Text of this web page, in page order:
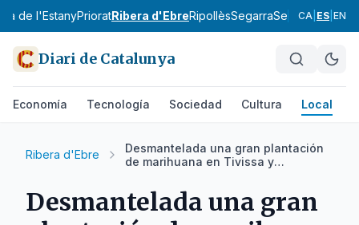
Pla de l'EstanyPrioratRibera d'EbreRipollèsSegarraSegriàSelva
CA ES EN
Diari de Catalunya
Economía Tecnología Sociedad Cultura Local
Ribera d'Ebre
Desmantelada una gran plantación
de marihuana en Tivissa y
Desmantelada una gran